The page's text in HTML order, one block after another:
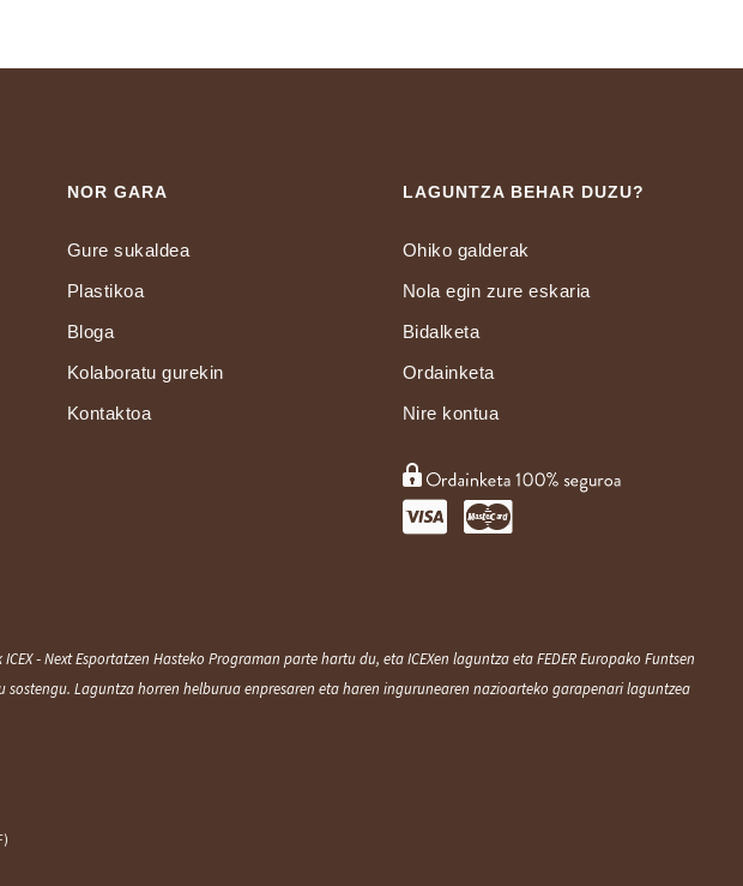
NOR GARA
Gure sukaldea
Plastikoa
Bloga
Kolaboratu gurekin
Kontaktoa
LAGUNTZA BEHAR DUZU?
Ohiko galderak
Nola egin zure eskaria
Bidalketa
Ordainketa
Nire kontua
ICEX ‐ Next Esportatzen Hasteko Programan parte hartu du, eta ICEXen laguntza eta FEDER Europako Funtsen
sostengu. Laguntza horren helburua enpresaren eta haren ingurunearen nazioarteko garapenari laguntzea